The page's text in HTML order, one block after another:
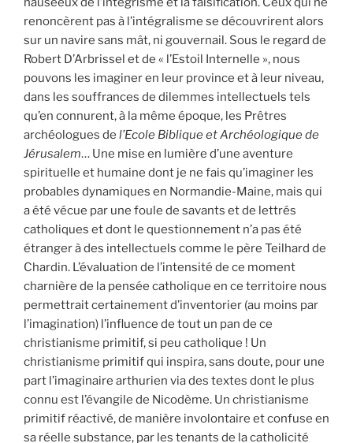
renoncèrent pas à l’intégralisme se découvrirent alors
sur un navire sans mât, ni gouvernail. Sous le regard de
Robert D’Arbrissel et de « l’Estoil Internelle », nous
pouvons les imaginer en leur province et à leur niveau,
dans les souffrances de dilemmes intellectuels tels
qu’en connurent, à la même époque, les Prêtres
archéologues de l’Ecole Biblique et Archéologique de
Jérusalem… Une mise en lumière d’une aventure
spirituelle et humaine dont je ne fais qu’imaginer les
probables dynamiques en Normandie-Maine, mais qui
a été vécue par une foule de savants et de lettrés
catholiques et dont le questionnement n’a pas été
étranger à des intellectuels comme le père Teilhard de
Chardin. L’évaluation de l’intensité de ce moment
charnière de la pensée catholique en ce territoire nous
permettrait certainement d’inventorier (au moins par
l’imagination) l’influence de tout un pan de ce
christianisme primitif, si peu catholique ! Un
christianisme primitif qui inspira, sans doute, pour une
part l’imaginaire arthurien via des textes dont le plus
connu est l’évangile de Nicodème. Un christianisme
primitif réactivé, de manière involontaire et confuse en
sa réelle substance, par les tenants de la catholicité